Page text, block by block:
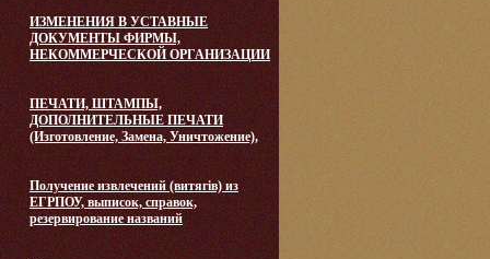
ИЗМЕНЕНИЯ В УСТАВНЫЕ
ДОКУМЕНТЫ ФИРМЫ,
НЕКОММЕРЧЕСКОЙ ОРГАНИЗАЦИИ
ПЕЧАТИ, ШТАМПЫ,
ДОПОЛНИТЕЛЬНЫЕ ПЕЧАТИ
(Изготовление, Замена, Уничтожение),
Получение извлечений (витягів) из
ЕГРПОУ, выписок, справок,
резервирование названий